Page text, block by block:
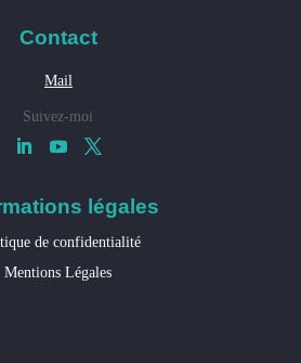
Contact
Mail
Suivez-moi
légales
de confidentialité
Mentions Légales